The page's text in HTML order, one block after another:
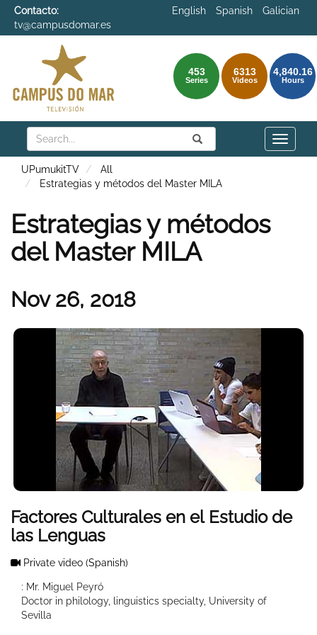
Contacto:
tv@campusdomar.es
English Spanish Galician
453
Series
6313
Videos
4,840.16
Hours
Search Submit
Search
Toggle
UPumukitTV
All
Estrategias y métodos del Master MILA
Estrategias y métodos
del Master MILA
Nov 26, 2018
Factores Culturales en el Estudio de
las Lenguas
Private video (Spanish)
: Mr. Miguel Peyró
Doctor in philology, linguistics specialty, University of
Sevilla